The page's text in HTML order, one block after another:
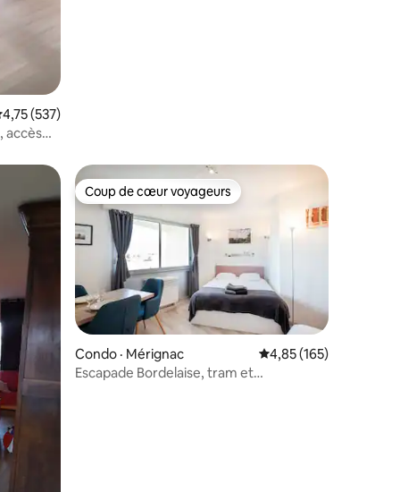
moyenne de 4,75 sur 5, 537 commentaires
4,75 (537)
accès
plus aimés Coup de cœur voyageurs
Coup de cœur voyageurs
Condo · Mérignac Note moyenne de
4,85 (165)
Escapade Bordelaise, tram et